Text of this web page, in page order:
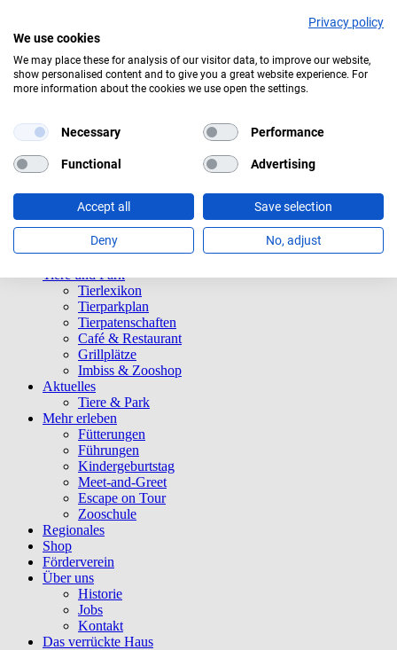
Himmel
Informationen
Eintrittspreise
Besuch mit Beeinträchtigungen
Veranstaltungen
Tierparkordnung
Spenden
Barrierefreiheit
Tiere und Park
Tierlexikon
Tierparkplan
Tierpatenschaften
Café & Restaurant
Grillplätze
Imbiss & Zooshop
Aktuelles
Tiere & Park
Mehr erleben
Fütterungen
Führungen
Kindergeburtstag
Meet-and-Greet
Escape on Tour
Zooschule
Regionales
Shop
Förderverein
Über uns
Historie
Jobs
Kontakt
Das verrückte Haus
Privacy policy
We use cookies
We may place these for analysis of our visitor data, to improve our website,
show personalised content and to give you a great website experience. For
more information about the cookies we use open the settings.
Necessary Performance
Functional Advertising
Accept all Save selection
Deny No, adjust